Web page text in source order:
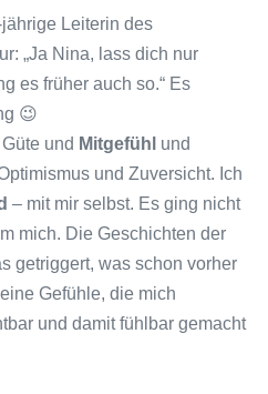
Leiterin des
„Ja Nina, lass dich nur
es früher auch so.“ Es
😉
und Mitgefühl und
und Zuversicht. Ich
– mit mir selbst. Es ging nicht
mich. Die Geschichten der
getriggert, was schon vorher
Gefühle, die mich
und damit fühlbar gemacht